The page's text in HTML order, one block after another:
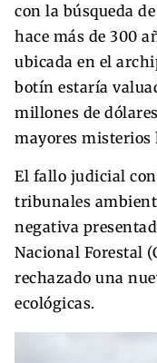
con la búsqueda
hace más de 300
ubicada en el
botín estaría
millones de
mayores misterios
El fallo judicial
tribunales
negativa
Nacional Forestal
rechazado una
ecológicas.